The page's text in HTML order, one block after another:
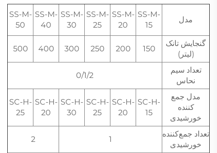
مدل
SS-M-
15
SS-M-
20
SS-M-
25
SS-M-
30
SS-M-
40
SS-M-
50
گنجایش تانک
(لیتر)
150
200
250
300
400
500
تعداد سیم
نحاس
0/1/2
مدل جمع
کننده
خورشیدی
SC-H-
15
SC-H-
20
SC-H-
25
SC-H-
30
SC-H-
20
SC-H-
25
تعداد جمع‌کننده
خورشیدی
1
2